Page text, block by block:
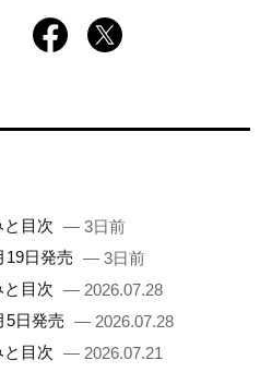
と目次 — 3日前
19日発売 — 3日前
と目次 — 2026.07.28
5日発売 — 2026.07.28
と目次 — 2026.07.21